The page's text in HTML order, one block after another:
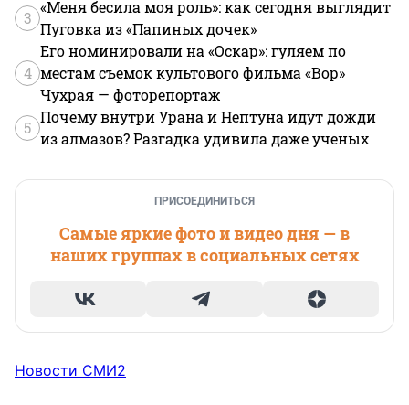
3
«Меня бесила моя роль»: как сегодня выглядит
Пуговка из «Папиных дочек»
4
Его номинировали на «Оскар»: гуляем по
местам съемок культового фильма «Вор»
Чухрая — фоторепортаж
5
Почему внутри Урана и Нептуна идут дожди
из алмазов? Разгадка удивила даже ученых
ПРИСОЕДИНИТЬСЯ
Самые яркие фото и видео дня — в
наших группах в социальных сетях
Новости СМИ2